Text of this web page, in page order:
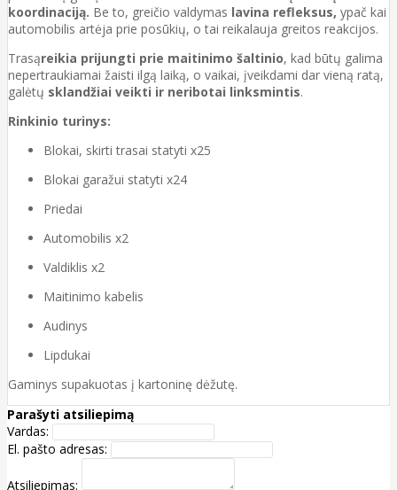
koordinaciją. Be to, greičio valdymas lavina refleksus, ypač kai
automobilis artėja prie posūkių, o tai reikalauja greitos reakcijos.
Trasąreikia prijungti prie maitinimo šaltinio, kad būtų galima
nepertraukiamai žaisti ilgą laiką, o vaikai, įveikdami dar vieną ratą,
galėtų sklandžiai veikti ir neribotai linksmintis.
Rinkinio turinys:
Blokai, skirti trasai statyti x25
Blokai garažui statyti x24
Priedai
Automobilis x2
Valdiklis x2
Maitinimo kabelis
Audinys
Lipdukai
Gaminys supakuotas į kartoninę dėžutę.
Parašyti atsiliepimą
Vardas:
El. pašto adresas:
Atsiliepimas: